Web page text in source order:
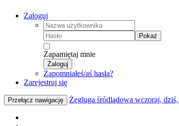
Zaloguj
Pokaż
Zapamiętaj mnie
Zaloguj
Zapomniałeś/aś hasła?
Zarejestruj się
Przełącz nawigację Żegluga śródlądowa wczoraj,